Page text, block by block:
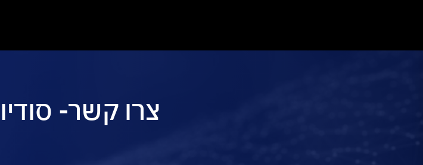
צרו קשר-